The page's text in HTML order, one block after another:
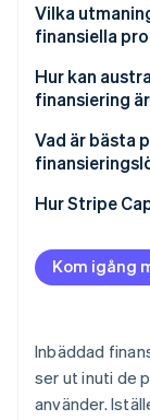
Starkare
Australiens
åtgärdas
Ett
API:er för
Licensierade
Enhetlig
Data och
Vilka
finansiella
Hur kan
finansiering
Vad är bästa
Få den
Integrera
Lansera i en
Hur Stripe
Kom igång
Inbäddad
ser ut inuti de
använder.